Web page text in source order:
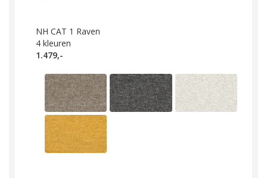
NH CAT 1 Raven
4 kleuren
1.479,-